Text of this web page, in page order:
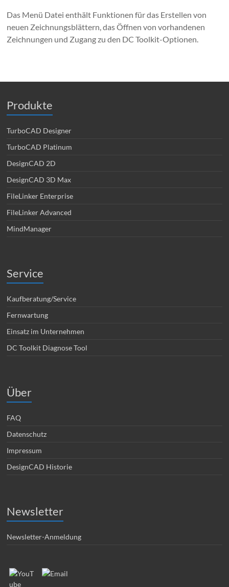
Das Menü Datei enthält Funktionen für das Erstellen von
neuen Zeichnungsblättern, das Öffnen von vorhandenen
Zeichnungen und Zugang zu den DC Toolkit-Optionen.
Produkte
TurboCAD Designer
TurboCAD Platinum
DesignCAD 2D
DesignCAD 3D Max
FileLinker Enterprise
FileLinker Advanced
MindManager
Service
Kaufberatung/Service
Fernwartung
Einsatz im Unternehmen
DC Toolkit Diagnose Tool
Über
FAQ
Datenschutz
Impressum
DesignCAD Historie
Newsletter
Newsletter-Anmeldung